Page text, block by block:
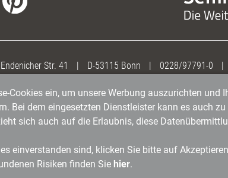
Endenicher Str. 41 | D-53115 Bonn | 0228/97791-0 |
Cookies ein, um unsere Werbung auszurichten und
Bei dem eingesetzten Dienstleister kann es auch
sich auch auf die Erlaubnis, diese
einverstanden sind, klicken Sie bitte auf
Risiken finden Sie hier.